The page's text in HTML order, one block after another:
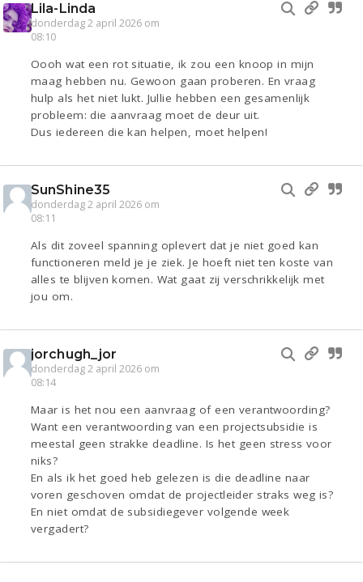
Lila-Linda
donderdag 2 april 2026 om
08:10
Oooh wat een rot situatie, ik zou een knoop in mijn
maag hebben nu. Gewoon gaan proberen. En vraag
hulp als het niet lukt. Jullie hebben een gesamenlijk
probleem: die aanvraag moet de deur uit.
Dus iedereen die kan helpen, moet helpen!
SunShine35
donderdag 2 april 2026 om
08:11
Als dit zoveel spanning oplevert dat je niet goed kan
functioneren meld je je ziek. Je hoeft niet ten koste van
alles te blijven komen. Wat gaat zij verschrikkelijk met
jou om.
jorchugh_jor
donderdag 2 april 2026 om
08:14
Maar is het nou een aanvraag of een verantwoording?
Want een verantwoording van een projectsubsidie is
meestal geen strakke deadline. Is het geen stress voor
niks?
En als ik het goed heb gelezen is die deadline naar
voren geschoven omdat de projectleider straks weg is?
En niet omdat de subsidiegever volgende week
vergadert?